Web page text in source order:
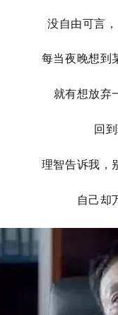
没自由可言
每当夜晚想到
就有想放弃
回
理智告诉我，
自己却